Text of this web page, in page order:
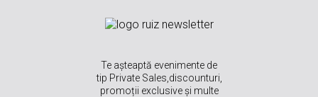
Te așteaptă evenimente de
tip Private Sales,discounturi,
promoții exclusive și multe